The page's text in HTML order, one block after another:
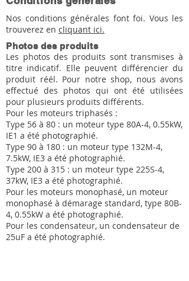
Nos conditions générales font foi. Vous les
trouverez en cliquant ici.
Photos des produits
Les photos des produits sont transmises à
titre indicatif. Elle peuvent différencier du
produit réél. Pour notre shop, nous avons
effectué des photos qui ont été utilisées
pour plusieurs produits différents.
Pour les moteurs triphasés :
Type 56 à 80 : un moteur type 80A-4, 0.55kW,
IE1 a été photographié.
Type 90 à 180 : un moteur type 132M-4,
7.5kW, IE3 a été photographié.
Type 200 à 315 : un moteur type 225S-4,
37kW, IE3 a été photographié.
Pour les moteurs monophasé, un moteur
monophasé à démarage standard, type 80B-
4, 0.55kW a été photographié.
Pour les condensateur, un condensateur de
25uF a été photographié.